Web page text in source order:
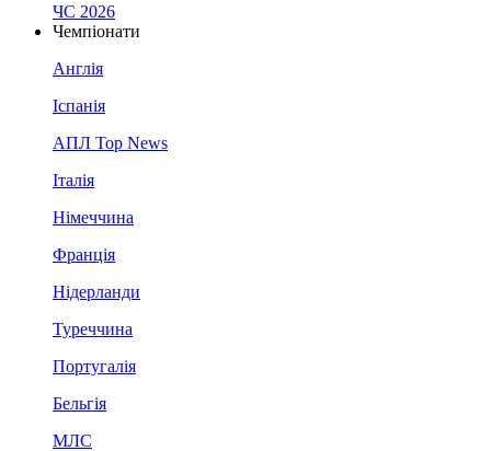
ЧС 2026
Чемпіонати
Англія
Іспанія
АПЛ Top News
Італія
Німеччина
Франція
Нідерланди
Туреччина
Португалія
Бельгія
МЛС